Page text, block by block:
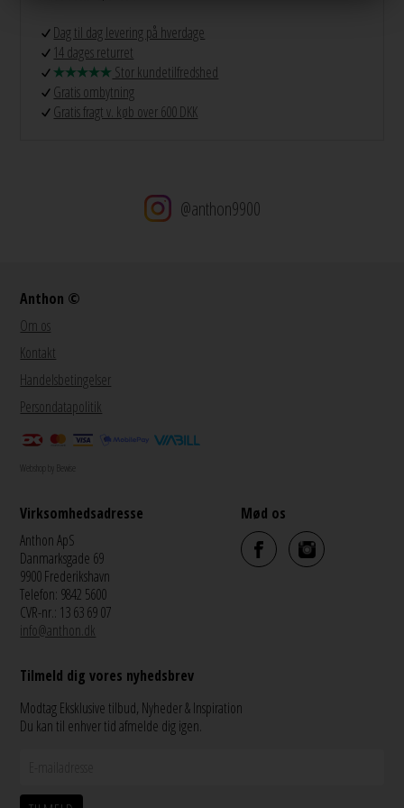
Dag til dag levering på hverdage
14 dages returret
Stor kundetilfredshed
Gratis ombytning
Gratis fragt v. køb over 600 DKK
@anthon9900
Anthon ©
Om os
Kontakt
Handelsbetingelser
Persondatapolitik
Webshop by Bewise
Virksomhedsadresse
Anthon ApS
Danmarksgade 69
9900 Frederikshavn
Telefon: 9842 5600
CVR-nr.: 13 63 69 07
info@anthon.dk
Mød os
Tilmeld dig vores nyhedsbrev
Modtag Eksklusive tilbud, Nyheder & Inspiration
Du kan til enhver tid afmelde dig igen.